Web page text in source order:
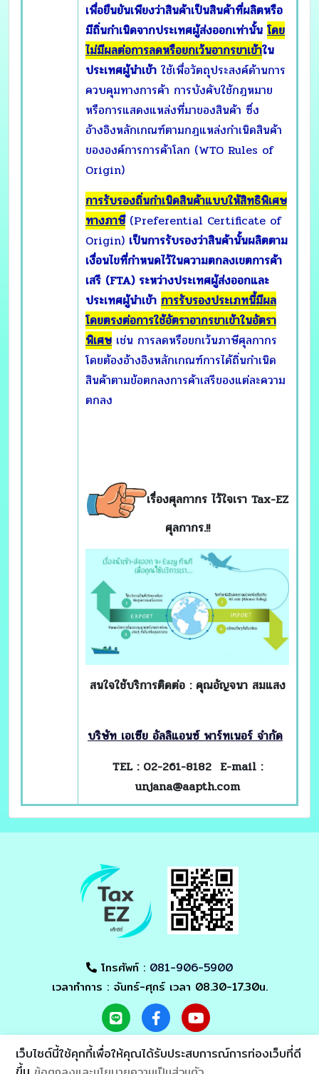
เพื่อยืนยันเพียงว่าสินค้าเป็นสินค้าที่ผลิตหรือ
มีถิ่นกำเนิดจากประเทศผู้ส่งออกเท่านั้น โดย
ไม่มีผลต่อการลดหรือยกเว้นอากรขาเข้าใน
ประเทศผู้นำเข้า ใช้เพื่อวัตถุประสงค์ด้านการ
ควบคุมทางการค้า การบังคับใช้กฎหมาย
หรือการแสดงแหล่งที่มาของสินค้า ซึ่ง
อ้างอิงหลักเกณฑ์ตามกฎแหล่งกำเนิดสินค้า
ขององค์การการค้าโลก (WTO Rules of
Origin)
การรับรองถิ่นกำเนิดสินค้าแบบให้สิทธิพิเศษ
ทางภาษี(Preferential Certificate of
Origin) เป็นการรับรองว่าสินค้านั้นผลิตตาม
เงื่อนไขที่กำหนดไว้ในความตกลงเขตการค้า
เสรี (FTA) ระหว่างประเทศผู้ส่งออกและ
ประเทศผู้นำเข้า การรับรองประเภทนี้มีผล
โดยตรงต่อการใช้อัตราอากรขาเข้าในอัตรา
พิเศษ เช่น การลดหรือยกเว้นภาษีศุลกากร
โดยต้องอ้างอิงหลักเกณฑ์การได้ถิ่นกำเนิด
สินค้าตามข้อตกลงการค้าเสรีของแต่ละความ
ตกลง
เรื่องศุลกากร ไว้ใจเรา Tax-EZ
ศุลกากร.!!
สนใจใช้บริการติดต่อ : คุณอัญจนา สมแสง
บริษัท เอเซีย อัลลิแอนซ์ พาร์ทเนอร์จำกัด
TEL : 02-261-8182 E-mail :
unjana@aapth.com
โทรศัพท์ : 081-906-5900
เวลาทำการ : จันทร์-ศุกร์ เวลา 08.30-17.30น.
เว็บไซต์นี้ใช้คุกกี้เพื่อให้คุณได้รับประสบการณ์การท่องเว็บที่ดี